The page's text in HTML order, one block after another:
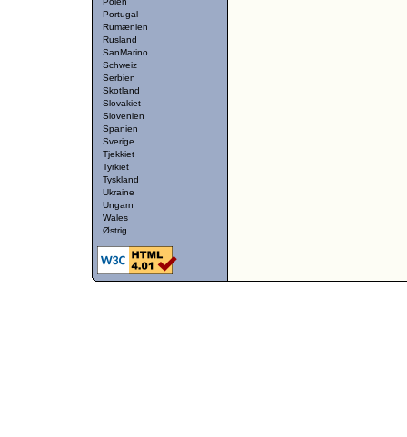
Portugal
Rumænien
Rusland
SanMarino
Schweiz
Serbien
Skotland
Slovakiet
Slovenien
Spanien
Sverige
Tjekkiet
Tyrkiet
Tyskland
Ukraine
Ungarn
Wales
Østrig